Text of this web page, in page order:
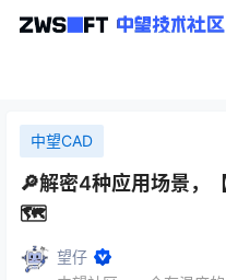
中望CAD
🔎解密4种应用场景，
🗺️
望仔